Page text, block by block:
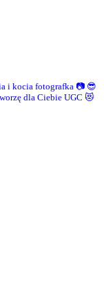
i kocia fotografka 📷 😎
dla Ciebie UGC 😻